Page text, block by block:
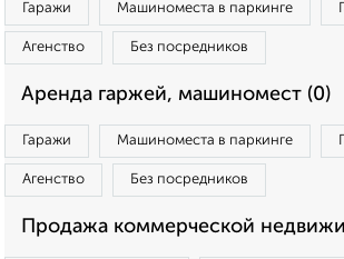
Гаражи Машиноместа в паркинге
Агенство Без посредников
Аренда гаржей, машиномест (0)
Гаражи Машиноместа в паркинге
Агенство Без посредников
Продажа коммерческой